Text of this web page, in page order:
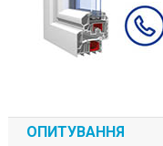
ОПИТУВАННЯ